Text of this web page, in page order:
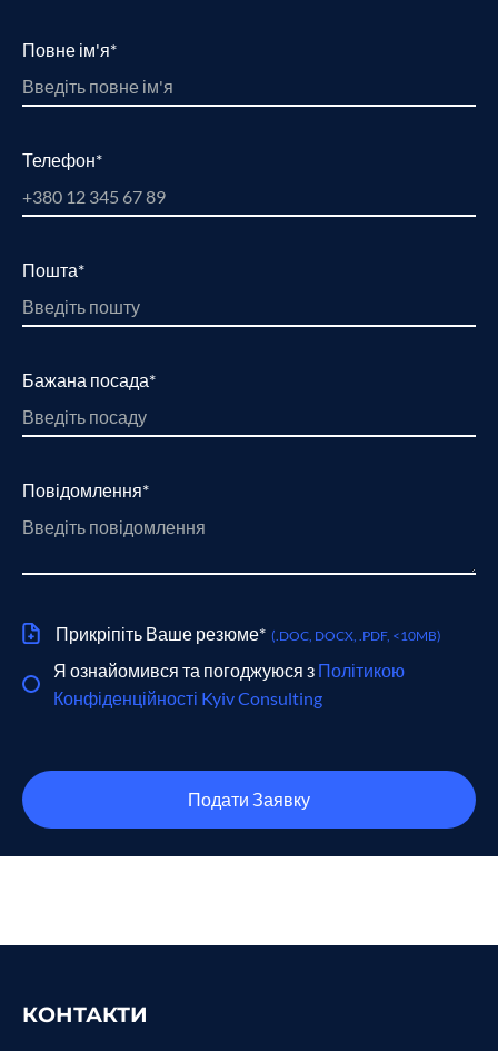
Повне ім'я*
Телефон*
Пошта*
Бажана посада*
Повідомлення*
Прикріпіть Ваше резюме* (.DOC, DOCX, .PDF, <10MB)
Я ознайомився та погоджуюся з Політикою
Конфіденційності Kyiv Consulting
Подати Заявку
КОНТАКТИ